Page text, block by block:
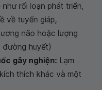
như rối loạn phát triển,
về tuyến giáp,
não hoặc lượng
đường huyết)
gây nghiện: Lạm
thích khác và một